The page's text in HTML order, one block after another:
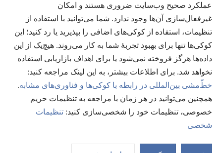
عملکرد صحیح وب‌سایت ضروری هستند و امکان
غیرفعال‌سازی آن‌ها وجود ندارد. شما می‌توانید با استفاده از
تنظیمات، استفاده از کوکی‌های اضافی را بپذیرید یا رد کنید؛ این
کوکی‌ها تنها برای بهبود تجربهٔ شما به کار می‌روند. هیچ‌یک از این
داده‌ها هرگز فروخته نمی‌شود یا برای اهداف بازاریابی استفاده
نخواهد شد. برای اطلاعات بیشتر، به این لینک مراجعه کنید:‏
خطّ‌مشی بین‌المللی در رابطه با کوکی‌ها و فناوری‌های مشابه.
همچنین می‌توانید در هر زمان با مراجعه به تنظیمات حریم
خصوصی، تنظیمات خود را شخصی‌سازی کنید:‏ تنظیمات
شخصی
می‌شود)
(پنجره‌ای
جدید
می‌شود)
JW Hub
®
(پنجره‌ای
باز
می‌شود)
®
JW Library
Watchtower Library